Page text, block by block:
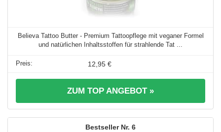
Believa Tattoo Butter - Premium Tattoopflege mit veganer Formel
und natürlichen Inhaltsstoffen für strahlende Tat ...
12,95 €
ZUM TOP ANGEBOT »
6